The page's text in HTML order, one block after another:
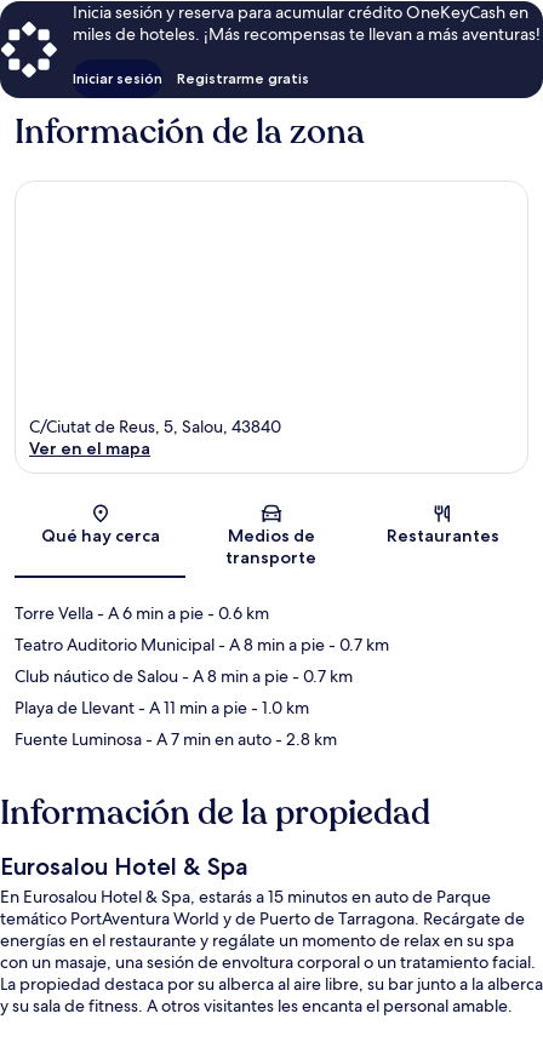
Inicia sesión y reserva para acumular crédito OneKeyCash en
miles de hoteles. ¡Más recompensas te llevan a más aventuras!
Iniciar sesión Registrarme gratis
Información de la zona
Sección del mapa
C/Ciutat de Reus, 5, Salou, 43840
Ver en el mapa
Qué hay cerca
Medios de
transporte
Restaurantes
Torre Vella- A 6 min a pie- 0.6 km
Teatro Auditorio Municipal- A 8 min a pie- 0.7 km
Club náutico de Salou- A 8 min a pie- 0.7 km
Playa de Llevant- A 11 min a pie- 1.0 km
Fuente Luminosa- A 7 min en auto- 2.8 km
Información de la propiedad
Eurosalou Hotel & Spa
En Eurosalou Hotel & Spa, estarás a 15 minutos en auto de Parque
temático PortAventura World y de Puerto de Tarragona. Recárgate de
energías en el restaurante y regálate un momento de relax en su spa
con un masaje, una sesión de envoltura corporal o un tratamiento facial.
La propiedad destaca por su alberca al aire libre, su bar junto a la alberca
y su sala de fitness. A otros visitantes les encanta el personal amable.